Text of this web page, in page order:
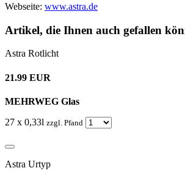
Webseite: www.astra.de
Artikel, die Ihnen auch gefallen
Astra Rotlicht
21.99 EUR
MEHRWEG Glas
27 x 0,33l zzgl. Pfand
Astra Urtyp